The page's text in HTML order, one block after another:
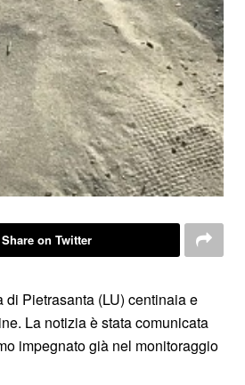
Share on Twitter
Pietrasanta (LU) centinaia e
La notizia è stata comunicata
impegnato già nel monitoraggio